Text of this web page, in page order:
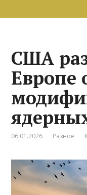
США
Европе
06.01.2026 Разное